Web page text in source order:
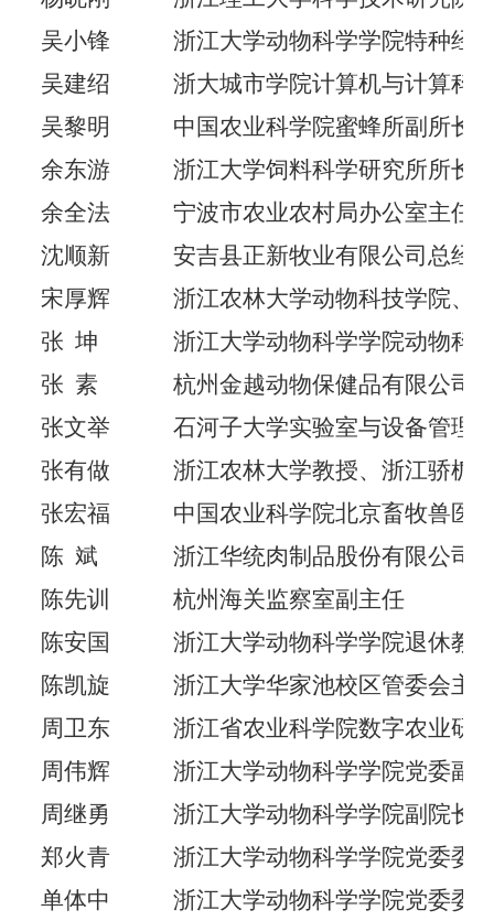
吴小锋
浙江大学动物科学学院特种经
吴建绍
浙大城市学院计算机与计算科
吴黎明
中国农业科学院蜜蜂所副所长
余东游
浙江大学饲料科学研究所所长
余全法
宁波市农业农村局办公室主任
沈顺新
安吉县正新牧业有限公司总经
宋厚辉
浙江农林大学动物科技学院、
张 坤
浙江大学动物科学学院动物科
张 素
杭州金越动物保健品有限公司
张文举
石河子大学实验室与设备管理
张有做
浙江农林大学教授、浙江骄栀
张宏福
中国农业科学院北京畜牧兽医
陈 斌
浙江华统肉制品股份有限公司
陈先训
杭州海关监察室副主任
陈安国
浙江大学动物科学学院退休教
陈凯旋
浙江大学华家池校区管委会主
周卫东
浙江省农业科学院数字农业研
周伟辉
浙江大学动物科学学院党委副
周继勇
浙江大学动物科学学院副院长
郑火青
浙江大学动物科学学院党委委
单体中
浙江大学动物科学学院党委委